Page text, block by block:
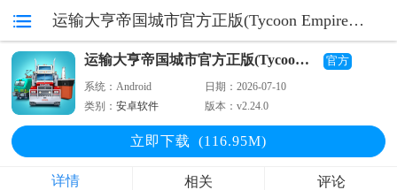
运输大亨帝国城市官方正版(Tycoon Empire) v2.24.0
运输大亨帝国城市官方正版(Tycoon Empire) 官方
系统：Android 日期：2026-07-10
类别：安卓软件 版本：v2.24.0
立即下载 (116.95M)
详情 相关 评论